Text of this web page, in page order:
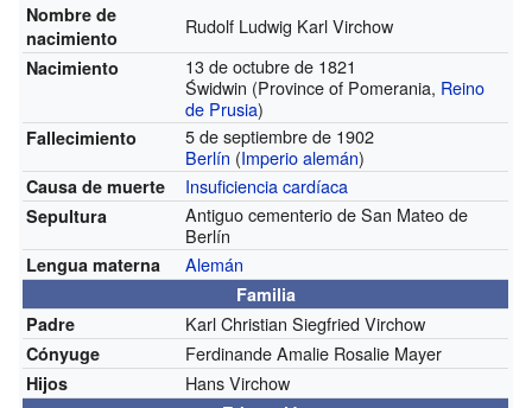
Nombre de
nacimiento
Rudolf Ludwig Karl Virchow
Nacimiento
13 de octubre de 1821
Świdwin (Province of Pomerania, Reino
de Prusia)
Fallecimiento
5 de septiembre de 1902
Berlín (Imperio alemán)
Causa de muerte Insuficiencia cardíaca
Sepultura
Antiguo cementerio de San Mateo de
Berlín
Lengua materna Alemán
Familia
Padre
Karl Christian Siegfried Virchow
Cónyuge Ferdinande Amalie Rosalie Mayer
Hijos Hans Virchow